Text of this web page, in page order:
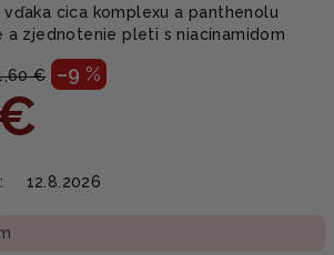
vďaka cica komplexu a panthenolu
a zjednotenie pleti s niacínamidom
€ –9 %
12.8.2026